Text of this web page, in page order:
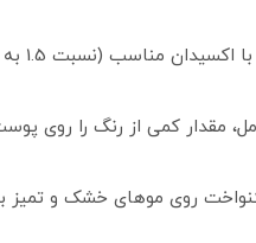
و خوب هم بزنید تا مخلوطی یکنواخت به دست آید.
مقدار کمی از رنگ را
روی موهای خشک و تمیز